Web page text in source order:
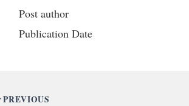
Post author
Publication Date
PREVIOUS